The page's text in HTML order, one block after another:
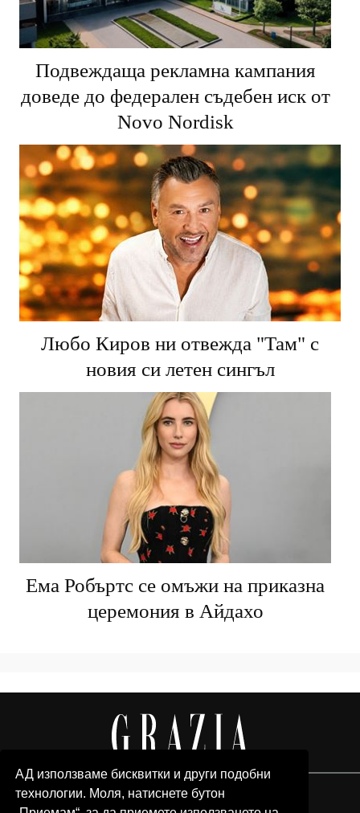
АД използваме бисквитки и други подобни
технологии. Моля, натиснете бутон
Подвеждаща рекламна кампания
доведе до федерален съдебен иск от
Novo Nordisk
Любо Киров ни отвежда "Там" с
новия си летен сингъл
Ема Робъртс се омъжи на приказна
церемония в Айдахо